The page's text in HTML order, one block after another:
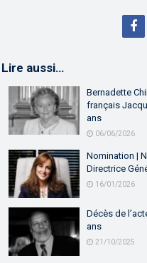
Lire aussi…
Bernadette
français
ans
06/06/2026
Nomination |
Directrice
16/01/2026
Décès de
ans
21/10/2025